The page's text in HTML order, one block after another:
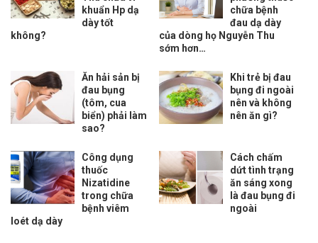
khuẩn Hp dạ
dày tốt
không?
chữa bệnh
đau dạ dày
của dòng họ Nguyễn Thu
sớm hơn…
Ăn hải sản bị
đau bụng
(tôm, cua
biển) phải làm
sao?
Khi trẻ bị đau
bụng đi ngoài
nên và không
nên ăn gì?
Công dụng
thuốc
Nizatidine
trong chữa
bệnh viêm
loét dạ dày
Cách chấm
dứt tình trạng
ăn sáng xong
là đau bụng đi
ngoài